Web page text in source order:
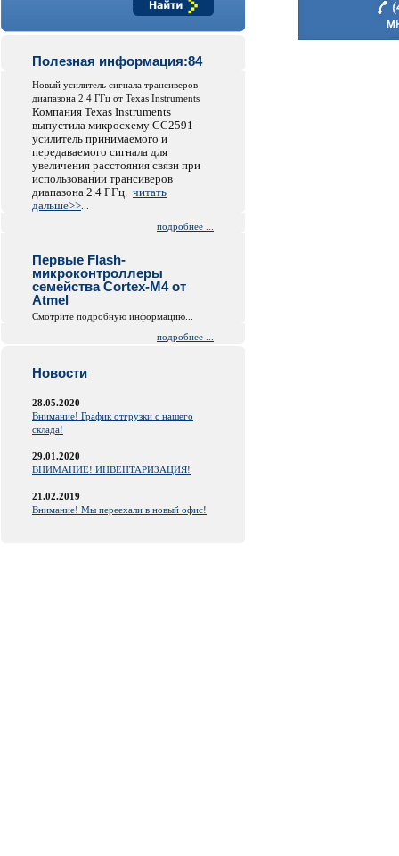
Полезная информация:84
Новый усилитель сигнала трансиверов
диапазона 2.4 ГГц от Texas Instruments
Компания Texas Instruments
выпустила микросхему СС2591 -
усилитель принимаемого и
передаваемого сигнала для
увеличения расстояния связи при
использовании трансиверов
диапазона 2.4 ГГц. читать
дальше>>
подробнее ...
Первые Flash-
микроконтроллеры
семейства Cortex-M4 от
Atmel
Смотрите подробную информацию...
подробнее ...
Новости
28.05.2020
Внимание! График отгрузки с нашего
склада!
29.01.2020
ВНИМАНИЕ! ИНВЕНТАРИЗАЦИЯ!
21.02.2019
Внимание! Мы переехали в новый офис!